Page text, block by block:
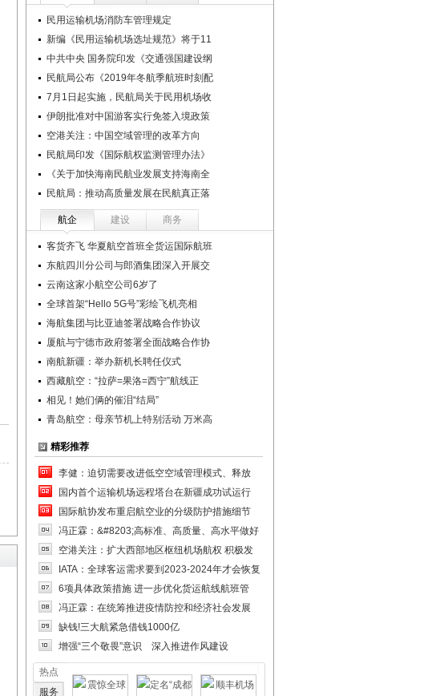
民用运输机场消防车管理规定
新编《民用运输机场选址规范》将于11
中共中央 国务院印发《交通强国建设纲
民航局公布《2019年冬航季航班时刻配
7月1日起实施，民航局关于民用机场收
伊朗批准对中国游客实行免签入境政策
空港关注：中国空域管理的改革方向
民航局印发《国际航权监测管理办法》
《关于加快海南民航业发展支持海南全
民航局：推动高质量发展在民航真正落
航企 建设 商务
客货齐飞 华夏航空首班全货运国际航班
东航四川分公司与郎酒集团深入开展交
云南这家小航空公司6岁了
全球首架“Hello 5G号”彩绘飞机亮相
海航集团与比亚迪签署战略合作协议
厦航与宁德市政府签署全面战略合作协
南航新疆：举办新机长聘任仪式
西藏航空：“拉萨=果洛=西宁”航线正
相见！她们俩的催泪“结局”
青岛航空：母亲节机上特别活动 万米高
精彩推荐
李健：迫切需要改进低空空域管理模式、释放
国内首个运输机场远程塔台在新疆成功试运行
国际航协发布重启航空业的分级防护措施细节
冯正霖：&#8203;高标准、高质量、高水平做好
空港关注：扩大西部地区枢纽机场航权 积极发
IATA：全球客运需求要到2023-2024年才会恢复
6项具体政策措施 进一步优化货运航线航班管
冯正霖：在统筹推进疫情防控和经济社会发展
缺钱!三大航紧急借钱1000亿
增强“三个敬畏”意识 深入推进作风建设
热点
服务